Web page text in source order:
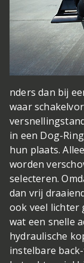
nders dan bij
waar
in een Dog-
hun plaats.
worden
selecteren.
dan vrij
ook veel lichter
wat een snelle
hydraulische
instelbare